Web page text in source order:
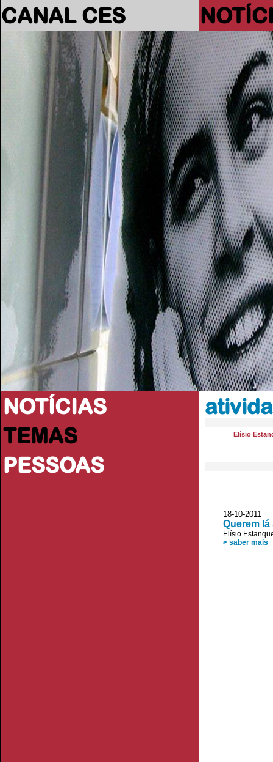
CANAL CES
NOTÍCIAS
TEMAS
PESSOAS
Elísio
18-10-
Querem lá
Elísio
> saber mais